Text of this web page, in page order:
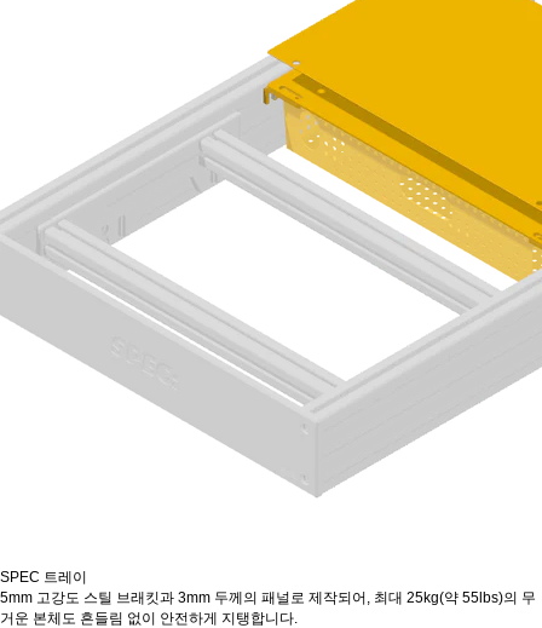
SPEC 트레이
5mm 고강도 스틸 브래킷과 3mm 두께의 패널로 제작되어, 최대 25kg(약 55lbs)의 무
거운 본체도 흔들림 없이 안전하게 지탱합니다.